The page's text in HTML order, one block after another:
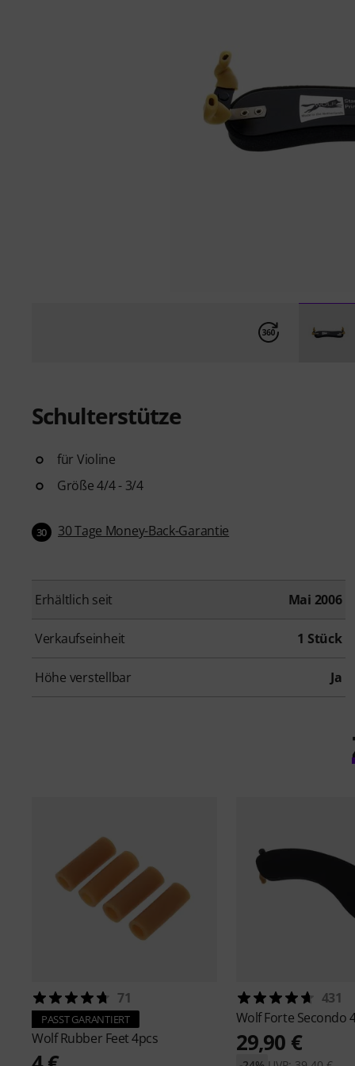
Schulterstütze
für Violine
Größe 4/4 - 3/4
30 30 Tage Money-Back-Garantie
Erhältlich seit Mai 2006
Verkaufseinheit 1 Stück
Höhe verstellbar Ja
71
PASST GARANTIERT
WolfRubber Feet 4pcs
431
WolfForte Secondo
29,90 €